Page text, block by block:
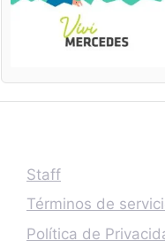
Staff
Términos de
Política de